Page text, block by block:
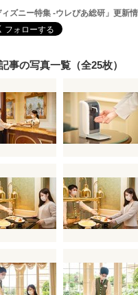
ィズニー特集 -ウレぴあ総研」更新
事の写真一覧（全25枚）